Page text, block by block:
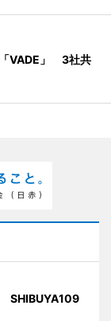
「VADE」 3社共
SHIBUYA109